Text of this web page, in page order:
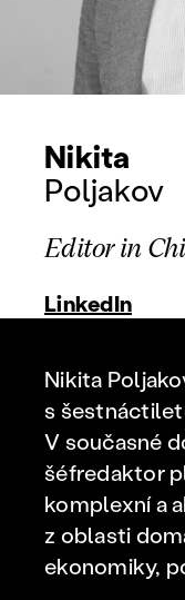
Nikita
Poljakov
Editor in
LinkedIn
Nikita
s
V současné
šéfredaktor
komplexní a
z oblasti
ekonomiky,